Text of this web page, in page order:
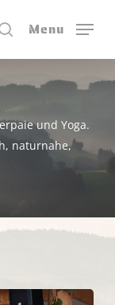
searchMenu
und Yoga.
naturnahe,